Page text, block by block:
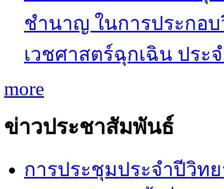
ชำนาญ ในการประกอ
เวชศาสตร์ฉุกเฉิน ปร
more
ข่าวประชาสัมพันธ์
การประชุมประจำปีวิท